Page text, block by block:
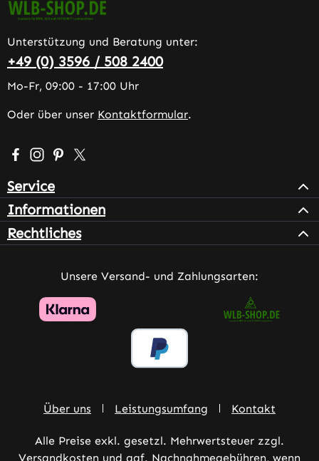
Unterstützung und Beratung unter:
+49 (0) 3596 / 508 2400
Mo-Fr, 09:00 - 17:00 Uhr
Oder über unser Kontaktformular.
Besuche uns auf Facebook – öffnet in neuem Tab
Schau auf Instagram vorbei – öffnet in neuem Tab
Lass dich auf Pinterest inspirieren – öffnet in
Folge uns auf X – öffnet in neuem Tab
Service
Informationen
Rechtliches
Unsere Versand- und Zahlungsarten:
Über uns Leistungsumfang Kontakt
Alle Preise exkl. gesetzl. Mehrwertsteuer zzgl.
Versandkosten und ggf. Nachnahmegebühren, wenn